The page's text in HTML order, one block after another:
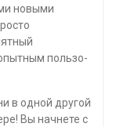
новыми
пользо­
в одной другой
Вы начнете с